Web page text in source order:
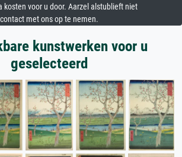
kosten voor u door. Aarzel alstublieft niet
contact met ons op te nemen.
kunstwerken voor u
geselecteerd